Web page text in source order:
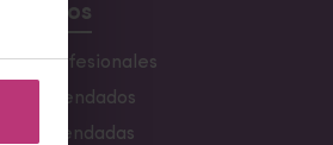
Recursos
de profesionales
recomendados
Recomendadas